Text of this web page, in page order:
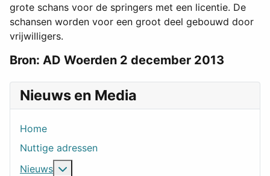
Nieuws en Media
Home
Nuttige adressen
Nieuws
grote schans voor de springers met een licentie. De
schansen worden voor een groot deel gebouwd door
vrijwilligers.
Bron: AD Woerden 2 december 2013